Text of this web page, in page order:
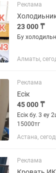
зарядка
Реклама
23 000 ₸
Бу
Алматы,
Реклама
Есік
45 000 ₸
Есік бу. 3 еу
15000тг
Астана,
Реклама